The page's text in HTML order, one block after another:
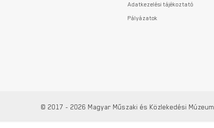
Adatkezelési tájékoztató
Pályázatok
© 2017 - 2026 Magyar Műszaki és Közlekedési Múzeum